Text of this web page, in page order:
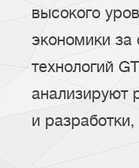
высокого
экономики
технологий
анализируют
и